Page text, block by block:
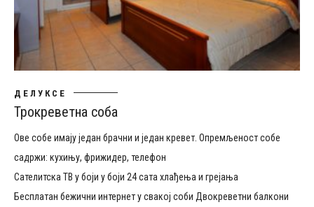
ДЕЛУКСЕ
Трокреветна соба
Ове собе имају један брачни и један кревет. Опремљеност собе
садржи: кухињу, фрижидер, телефон
Сателитска ТВ у боји у боји 24 сата хлађења и грејања
Бесплатан бежични интернет у свакој соби Двокреветни балкони